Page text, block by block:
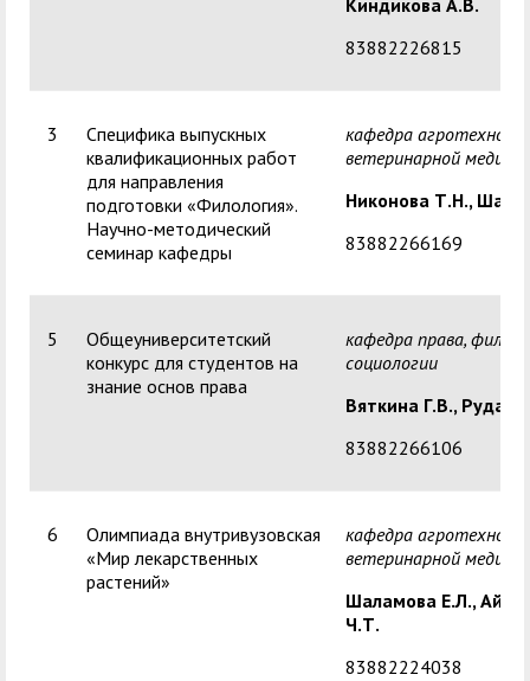
Киндикова А.В.
83882226815
3
Специфика выпускных
квалификационных работ
для направления
подготовки «Филология».
Научно-методический
семинар кафедры
кафедра
ветеринарной
Никонова Т.Н.,
83882266169
5
Общеуниверситетский
конкурс для студентов на
знание основ права
кафедра права,
социологии
Вяткина Г.В.,
83882266106
6
Олимпиада внутривузовская
«Мир лекарственных
растений»
кафедра
ветеринарной
Шаламова Е.Л.,
Ч.Т.
83882224038